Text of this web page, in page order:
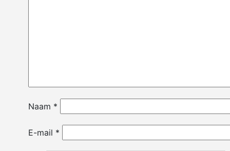
Naam *
E-mail *